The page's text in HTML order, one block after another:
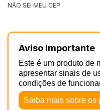
NÃO SEI MEU CEP
Aviso Importante
Este é um produto de
apresentar sinais de
condições de
Saiba mais sobre os